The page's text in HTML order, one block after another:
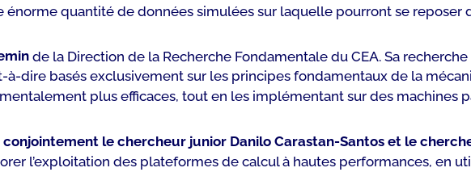
quantité de données simulées sur laquelle pourront se reposer
de la Direction de la Recherche Fondamentale du CEA. Sa
à-dire basés exclusivement sur les principes fondamentaux de la
plus efficaces, tout en les implémentant sur des machines
le chercheur junior Danilo Carastan-Santos et le
l’exploitation des plateformes de calcul à hautes performances, en